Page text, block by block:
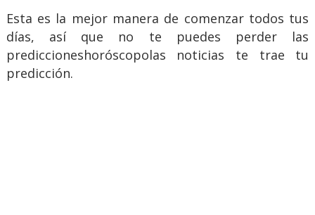
Esta es la mejor manera de comenzar todos tus
días, así que no te puedes perder las
prediccioneshoróscopolas noticias te trae tu
predicción.